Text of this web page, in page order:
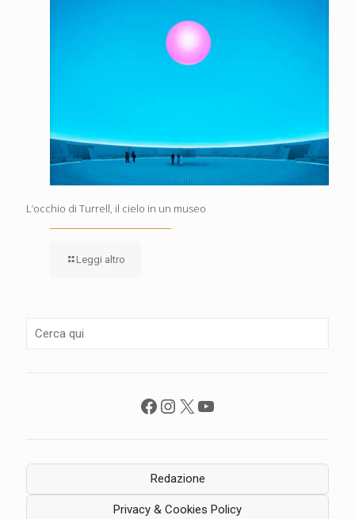
L’occhio di Turrell, il cielo in un museo
Leggi altro
Facebook
Instagram
X YouTube
Redazione
Privacy & Cookies Policy